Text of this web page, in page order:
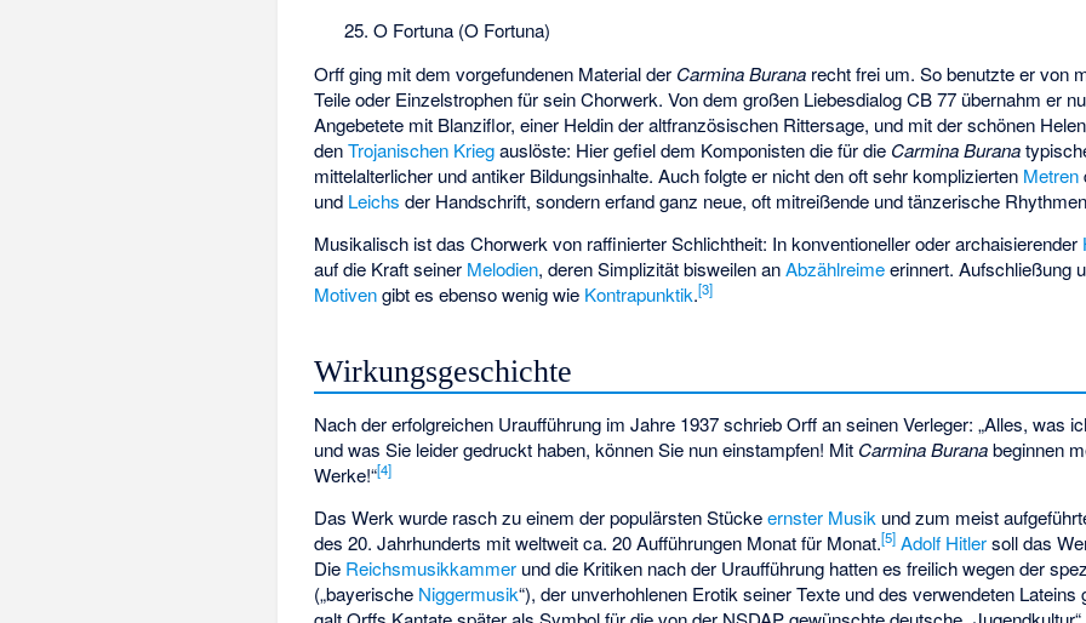
25. O Fortuna (O Fortuna)
Orff ging mit dem vorgefundenen Material der Carmina Burana recht frei um. So benutzte er von
Teile oder Einzelstrophen für sein Chorwerk. Von dem großen Liebesdialog CB 77 übernahm er
Angebetete mit Blanziflor, einer Heldin der altfranzösischen Rittersage, und mit der schönen
denTrojanischen Kriegauslöste: Hier gefiel dem Komponisten die für die Carmina Burana
mittelalterlicher und antiker Bildungsinhalte. Auch folgte er nicht den oft sehr komplizierten Metren
und Leichs der Handschrift, sondern erfand ganz neue, oft mitreißende und tänzerische
Musikalisch ist das Chorwerk von raffinierter Schlichtheit: In konventioneller oder archaisierender
auf die Kraft seiner Melodien, deren Simplizität bisweilen anAbzählreimeerinnert. Aufschließung
Motivengibt es ebenso wenig wie Kontrapunktik.[3]
Wirkungsgeschichte
Nach der erfolgreichen Uraufführung im Jahre 1937 schrieb Orff an seinen Verleger: „Alles, was
und was Sie leider gedruckt haben, können Sie nun einstampfen! Mit Carmina Buranabeginnen
Werke!“[4]
Das Werk wurde rasch zu einem der populärsten Stückeernster Musik und zum meist
des 20. Jahrhunderts mit weltweit ca. 20 Aufführungen Monat für Monat.[5] Adolf Hitlersoll das
Die Reichsmusikkammer und die Kritiken nach der Uraufführung hatten es freilich wegen der
(„bayerische Niggermusik“), der unverhohlenen Erotik seiner Texte und des verwendeten Lateins